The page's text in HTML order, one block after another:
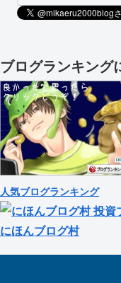
ブログランキング
人気ブログランキング
にほんブログ村